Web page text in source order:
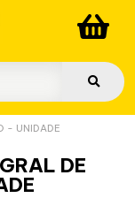
- UNIDADE
DE